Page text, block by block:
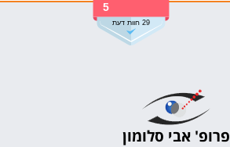
5
29 חוות דעת
פרופ' אבי סלומון